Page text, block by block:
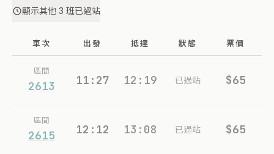
顯示其他 3 班已過站
車次 出發 抵達 狀態 票價
區間
2613 11:27 12:19 已過站 $65
區間
2615 12:12 13:08 已過站 $65